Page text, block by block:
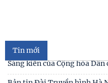
Chiến lược Toàn diện tăng
Đóng góp tích cực vào củng
định, phát triển của đất nước